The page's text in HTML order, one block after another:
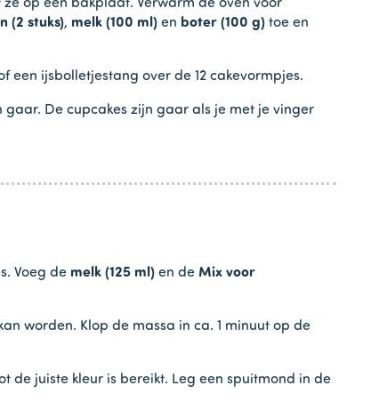
op een bakplaat. Verwarm de oven voor
(2 stuks), melk (100 ml) en boter (100 g) toe en
een ijsbolletjestang over de 12 cakevormpjes.
De cupcakes zijn gaar als je met je vinger
Voeg de melk (125 ml) en de Mix voor
worden. Klop de massa in ca. 1 minuut op de
de juiste kleur is bereikt. Leg een spuitmond in de